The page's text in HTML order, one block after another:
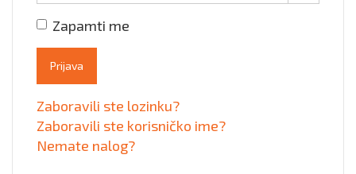
Zapamti me
Prijava
Zaboravili ste lozinku?
Zaboravili ste korisničko ime?
Nemate nalog?